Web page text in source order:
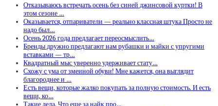
Отказываюсь встречать осень без синей джинсовой куртки! В
этом сезоне …
Оказывается, отпариватели — реально классная штука Просто не
надо был…
Осень 2026 года предлагает переосмыслить…
Бренды дружно предлагают нам рубашки и майки с упругими
вставками — тр…
Квадратный мыс уверенно удерживает стату…
Схожу с ума от змеиной обуви! Мне кажется, она выглядит
благороднее и …
Есть вещи, которые жалко покупать за полную стоимость. И есть
вещи, ко…
Такие дела. Что еще за найк про…